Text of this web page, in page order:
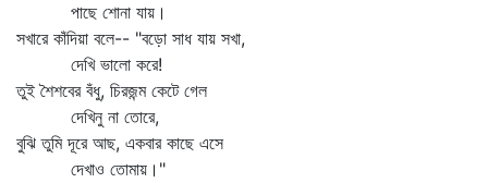
পাছে শোনা যায়।
সখারে কাঁদিয়া বলে-- "বড়ো সাধ যায় সখা,
দেখি ভালো করে!
তুই শৈশবের বঁধু, চিরজন্ম কেটে গেল
দেখিনু না তোরে,
বুঝি তুমি দূরে আছ, একবার কাছে এসে
দেখাও তোমায়।"